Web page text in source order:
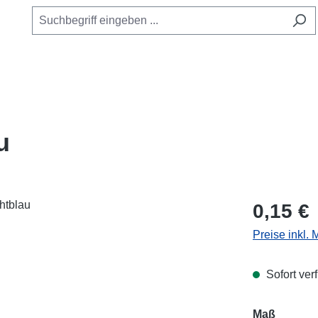
Regulärer
0,15 €
Preise inkl.
Sofort
Maß